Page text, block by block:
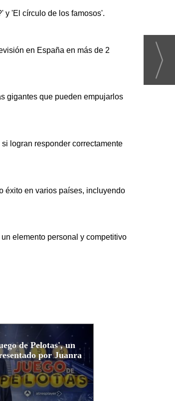
y 'El círculo de los famosos'.
en España en más de 2
gigantes que pueden empujarlos
logran responder correctamente
éxito en varios países, incluyendo
elemento personal y competitivo
de Pelotas', un
por Juanra